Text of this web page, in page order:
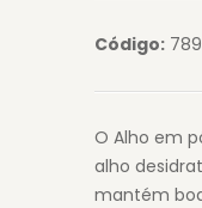
Código:
O Alho em
alho
mantém